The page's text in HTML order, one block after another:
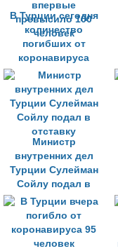
В Турции сегодня
количество
погибших от
коронавируса
впервые
превысило 100
человек
Министр
внутренних дел
Турции Сулейман
Сойлу подал в
отставку